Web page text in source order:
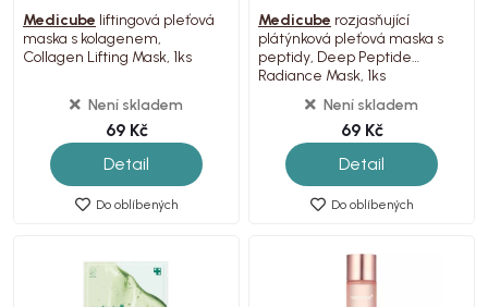
Medicube liftingová pleťová
maska s kolagenem,
Collagen Lifting Mask, 1ks
Není skladem
69 Kč
Detail
Do oblíbených
Medicube rozjasňující
plátýnková pleťová maska s
peptidy, Deep Peptide
Radiance Mask, 1ks
Není skladem
69 Kč
Detail
Do oblíbených